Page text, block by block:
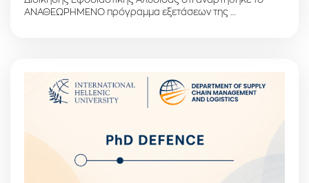
ΑΝΑΘΕΩΡΗΜΕΝΟ πρόγραμμα εξετάσεων της …